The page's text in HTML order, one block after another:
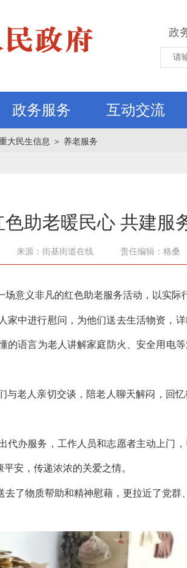
政
政务服务 互动交流
大民生信息 ＞ 养老服务
助老暖民心 共建服
来源：街基街道在线 责任编辑：格桑
意义非凡的红色助老服务活动，以实际
家中进行慰问，为他们送去生活物资，
语言为老人讲解家庭防火、安全用电
与老人亲切交谈，陪老人聊天解闷，回
代办服务，工作人员和志愿者主动上门
安，传递浓浓的关爱之情。
了物质帮助和精神慰藉，更拉近了党群